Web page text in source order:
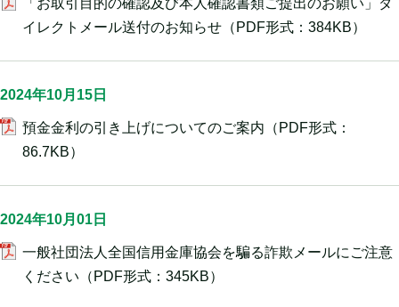
「お取引目的の確認及び本人確認書類ご提出のお願い」ダ
イレクトメール送付のお知らせ （PDF形式：384KB）
2024年10月15日
預金金利の引き上げについてのご案内 （PDF形式：
86.7KB）
2024年10月01日
一般社団法人全国信用金庫協会を騙る詐欺メールにご注意
ください （PDF形式：345KB）